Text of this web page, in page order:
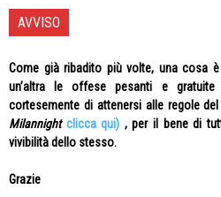
AVVISO
Come già ribadito più volte, una cosa
un’altra le offese pesanti e gratuite
cortesemente di attenersi alle regole
Milannight clicca qui) , per il bene di
vivibilità dello stesso.
Grazie